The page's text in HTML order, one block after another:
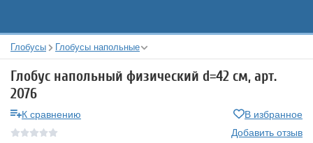
Глобусы Глобусы напольные
Глобус напольный физический d=42 см, арт.
2076
К сравнению
В избранное
Добавить отзыв